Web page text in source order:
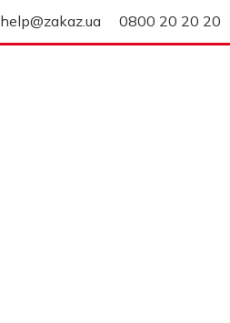
help@zakaz.ua 0800 20 20 20